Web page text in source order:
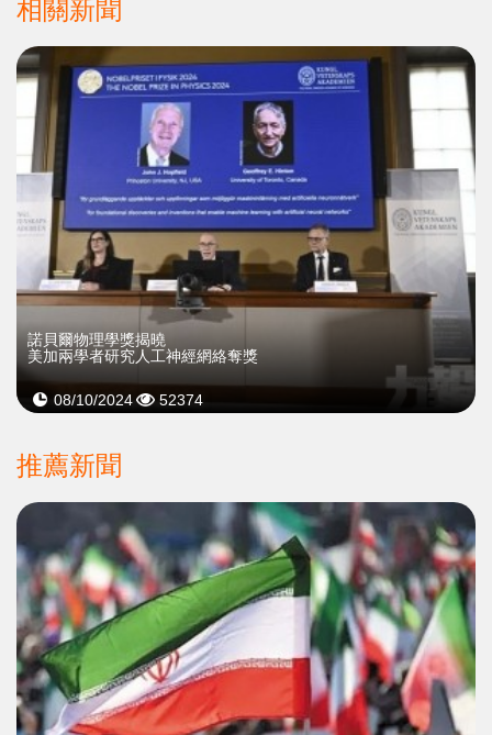
相關新聞
諾貝爾物理學獎揭曉
美加兩學者研究人工神經網絡奪獎
08/10/2024 52374
推薦新聞